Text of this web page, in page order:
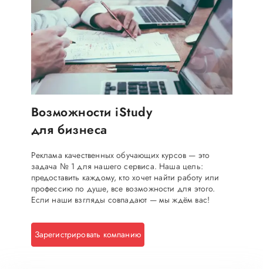
Возможности iStudy
для бизнеса
Реклама качественных обучающих курсов — это
задача № 1 для нашего сервиса. Наша цель:
предоставить каждому, кто хочет найти работу или
профессию по душе, все возможности для этого.
Если наши взгляды совпадают — мы ждём вас!
Зарегистрировать компанию